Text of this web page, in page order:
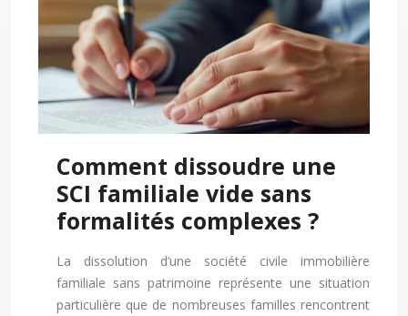
Comment dissoudre une
SCI familiale vide sans
formalités complexes ?
La dissolution d’une société civile immobilière
familiale sans patrimoine représente une situation
particulière que de nombreuses familles rencontrent